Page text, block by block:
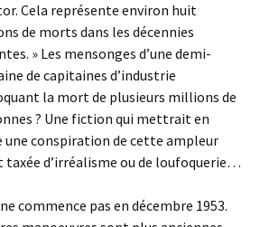
Cela représente environ huit
de morts dans les décennies
» Les mensonges d’une demi-
de capitaines d’industrie
la mort de plusieurs millions de
? Une fiction qui mettrait en
une conspiration de cette ampleur
taxée d’irréalisme ou de loufoquerie…
commence pas en décembre 1953.